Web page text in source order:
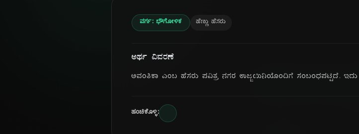
ವರ್ಗ: ಭೌಗೋಳಿಕ ಹೆಣ್ಣು ಹೆಸರು
ಅರ್ಥ ವಿವರಣೆ
ಅವಂತಿಕಾ ಎಂಬ ಹೆಸರು ಪವಿತ್ರ ನಗರ ಉಜ್ಜಯಿನಿಯೊಂದಿಗೆ ಸಂಬಂಧಪಟ್ಟಿದೆ. ಇದು
ಹಂಚಿಕೊಳ್ಳಿ: